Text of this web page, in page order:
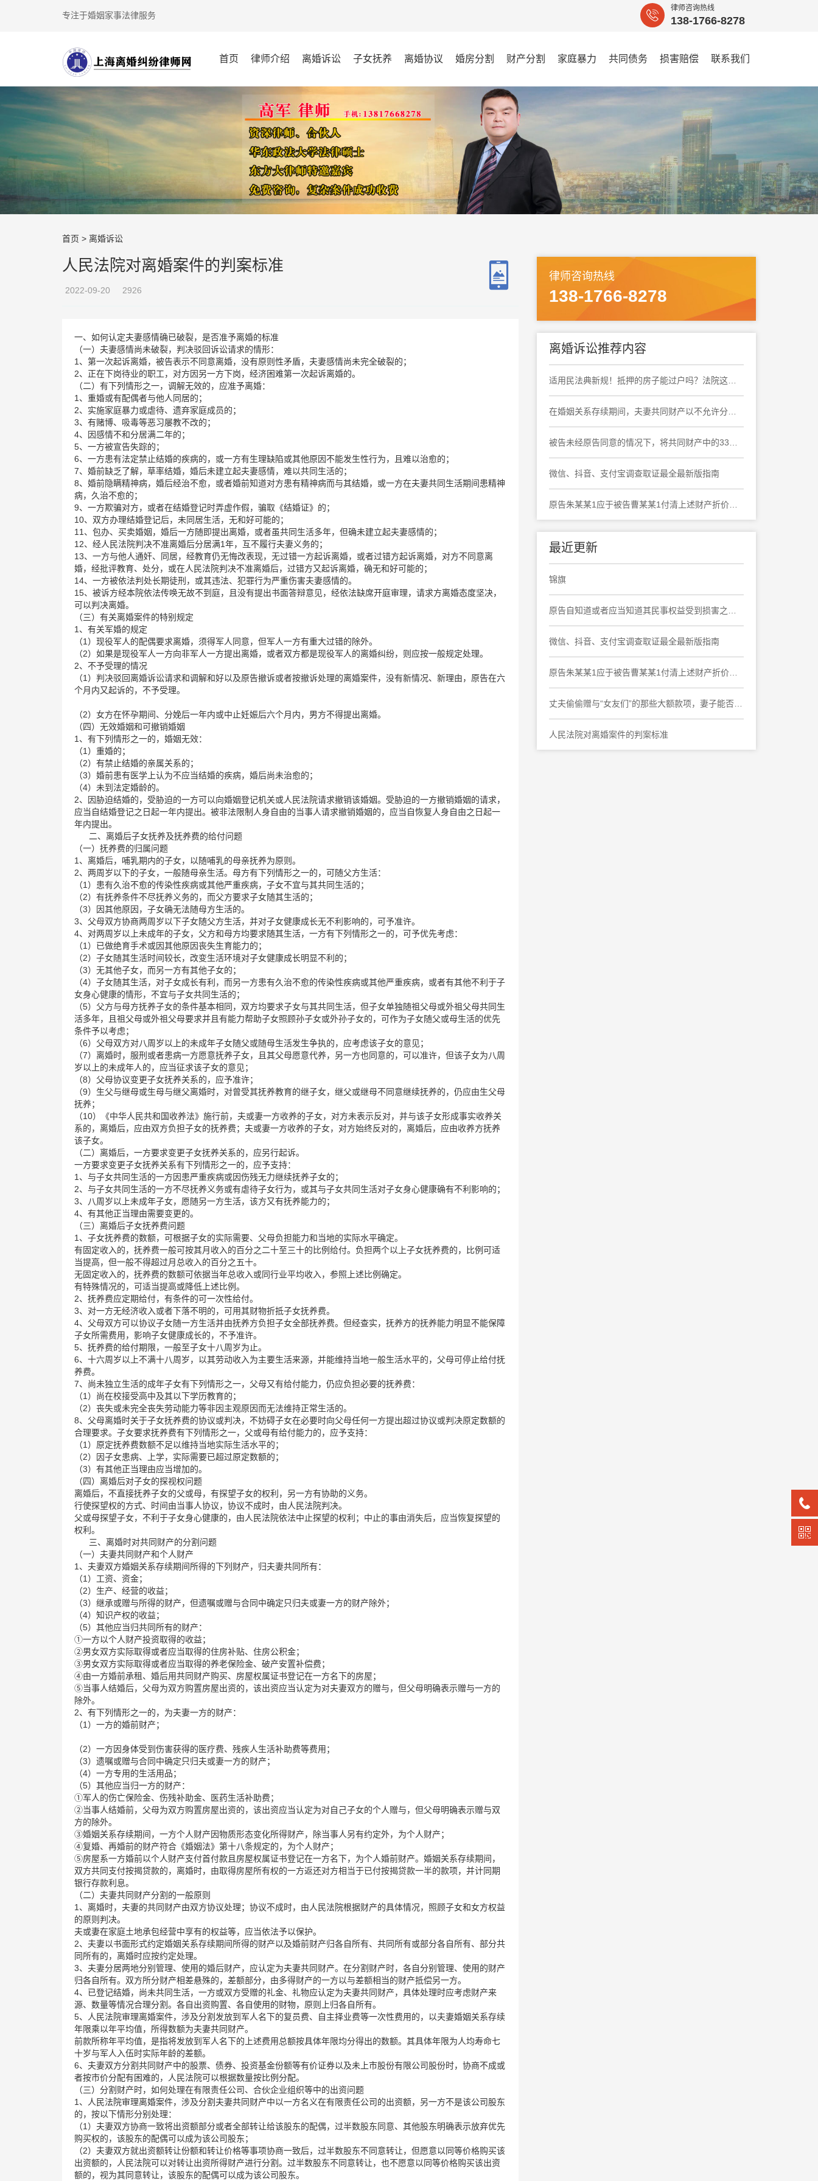
专注于婚姻家事法律服务
律师咨询热线
138-1766-8278
首页 律师介绍 离婚诉讼 子女抚养 离婚协议 婚房分割 财产分割 家庭暴力 共同债务 损害赔偿 联系我们
首页 > 离婚诉讼
人民法院对离婚案件的判案标准
2022-09-20 2926
一、如何认定夫妻感情确已破裂，是否准予离婚的标准
（一）夫妻感情尚未破裂，判决驳回诉讼请求的情形：
1、第一次起诉离婚，被告表示不同意离婚，没有原则性矛盾，夫妻感情尚未完全破裂的；
2、正在下岗待业的职工，对方因另一方下岗，经济困难第一次起诉离婚的。
（二）有下列情形之一，调解无效的，应准予离婚：
1、重婚或有配偶者与他人同居的；
2、实施家庭暴力或虐待、遗弃家庭成员的；
3、有赌博、吸毒等恶习屡教不改的；
4、因感情不和分居满二年的；
5、一方被宣告失踪的；
6、一方患有法定禁止结婚的疾病的，或一方有生理缺陷或其他原因不能发生性行为，且难以治愈的；
7、婚前缺乏了解，草率结婚，婚后未建立起夫妻感情，难以共同生活的；
8、婚前隐瞒精神病，婚后经治不愈，或者婚前知道对方患有精神病而与其结婚，或一方在夫妻共同生活期间患精神
病，久治不愈的；
9、一方欺骗对方，或者在结婚登记时弄虚作假，骗取《结婚证》的；
10、双方办理结婚登记后，未同居生活，无和好可能的；
11、包办、买卖婚姻，婚后一方随即提出离婚，或者虽共同生活多年，但确未建立起夫妻感情的；
12、经人民法院判决不准离婚后分居满1年，互不履行夫妻义务的；
13、一方与他人通奸、同居，经教育仍无悔改表现，无过错一方起诉离婚，或者过错方起诉离婚，对方不同意离
婚，经批评教育、处分，或在人民法院判决不准离婚后，过错方又起诉离婚，确无和好可能的；
14、一方被依法判处长期徒刑，或其违法、犯罪行为严重伤害夫妻感情的。
15、被诉方经本院依法传唤无故不到庭，且没有提出书面答辩意见，经依法缺席开庭审理，请求方离婚态度坚决，
可以判决离婚。
（三）有关离婚案件的特别规定
1、有关军婚的规定
（1）现役军人的配偶要求离婚，须得军人同意，但军人一方有重大过错的除外。
（2）如果是现役军人一方向非军人一方提出离婚，或者双方都是现役军人的离婚纠纷，则应按一般规定处理。
2、不予受理的情况
（1）判决驳回离婚诉讼请求和调解和好以及原告撤诉或者按撤诉处理的离婚案件，没有新情况、新理由，原告在六
个月内又起诉的，不予受理。
（2）女方在怀孕期间、分娩后一年内或中止妊娠后六个月内，男方不得提出离婚。
（四）无效婚姻和可撤销婚姻
1、有下列情形之一的，婚姻无效：
（1）重婚的；
（2）有禁止结婚的亲属关系的；
（3）婚前患有医学上认为不应当结婚的疾病，婚后尚未治愈的；
（4）未到法定婚龄的。
2、因胁迫结婚的，受胁迫的一方可以向婚姻登记机关或人民法院请求撤销该婚姻。受胁迫的一方撤销婚姻的请求，
应当自结婚登记之日起一年内提出。被非法限制人身自由的当事人请求撤销婚姻的，应当自恢复人身自由之日起一
年内提出。
二、离婚后子女抚养及抚养费的给付问题
（一）抚养费的归属问题
1、离婚后，哺乳期内的子女，以随哺乳的母亲抚养为原则。
2、两周岁以下的子女，一般随母亲生活。母方有下列情形之一的，可随父方生活：
（1）患有久治不愈的传染性疾病或其他严重疾病，子女不宜与其共同生活的；
（2）有抚养条件不尽抚养义务的，而父方要求子女随其生活的；
（3）因其他原因，子女确无法随母方生活的。
3、父母双方协商两周岁以下子女随父方生活，并对子女健康成长无不利影响的，可予准许。
4、对两周岁以上未成年的子女，父方和母方均要求随其生活，一方有下列情形之一的，可予优先考虑：
（1）已做绝育手术或因其他原因丧失生育能力的；
（2）子女随其生活时间较长，改变生活环境对子女健康成长明显不利的；
（3）无其他子女，而另一方有其他子女的；
（4）子女随其生活，对子女成长有利，而另一方患有久治不愈的传染性疾病或其他严重疾病，或者有其他不利于子
女身心健康的情形，不宜与子女共同生活的；
（5）父方与母方抚养子女的条件基本相同，双方均要求子女与其共同生活，但子女单独随祖父母或外祖父母共同生
活多年，且祖父母或外祖父母要求并且有能力帮助子女照顾孙子女或外孙子女的，可作为子女随父或母生活的优先
条件予以考虑；
（6）父母双方对八周岁以上的未成年子女随父或随母生活发生争执的，应考虑该子女的意见；
（7）离婚时，服刑或者患病一方愿意抚养子女，且其父母愿意代养，另一方也同意的，可以准许，但该子女为八周
岁以上的未成年人的，应当征求该子女的意见；
（8）父母协议变更子女抚养关系的，应予准许；
（9）生父与继母或生母与继父离婚时，对曾受其抚养教育的继子女，继父或继母不同意继续抚养的，仍应由生父母
抚养；
（10）《中华人民共和国收养法》施行前，夫或妻一方收养的子女，对方未表示反对，并与该子女形成事实收养关
系的，离婚后，应由双方负担子女的抚养费；夫或妻一方收养的子女，对方始终反对的，离婚后，应由收养方抚养
该子女。
（二）离婚后，一方要求变更子女抚养关系的，应另行起诉。
一方要求变更子女抚养关系有下列情形之一的，应予支持：
1、与子女共同生活的一方因患严重疾病或因伤残无力继续抚养子女的；
2、与子女共同生活的一方不尽抚养义务或有虐待子女行为，或其与子女共同生活对子女身心健康确有不利影响的；
3、八周岁以上未成年子女，愿随另一方生活，该方又有抚养能力的；
4、有其他正当理由需要变更的。
（三）离婚后子女抚养费问题
1、子女抚养费的数额，可根据子女的实际需要、父母负担能力和当地的实际水平确定。
有固定收入的，抚养费一般可按其月收入的百分之二十至三十的比例给付。负担两个以上子女抚养费的，比例可适
当提高，但一般不得超过月总收入的百分之五十。
无固定收入的，抚养费的数额可依据当年总收入或同行业平均收入，参照上述比例确定。
有特殊情况的，可适当提高或降低上述比例。
2、抚养费应定期给付，有条件的可一次性给付。
3、对一方无经济收入或者下落不明的，可用其财物折抵子女抚养费。
4、父母双方可以协议子女随一方生活并由抚养方负担子女全部抚养费。但经查实，抚养方的抚养能力明显不能保障
子女所需费用，影响子女健康成长的，不予准许。
5、抚养费的给付期限，一般至子女十八周岁为止。
6、十六周岁以上不满十八周岁，以其劳动收入为主要生活来源，并能维持当地一般生活水平的，父母可停止给付抚
养费。
7、尚未独立生活的成年子女有下列情形之一，父母又有给付能力，仍应负担必要的抚养费：
（1）尚在校接受高中及其以下学历教育的；
（2）丧失或未完全丧失劳动能力等非因主观原因而无法维持正常生活的。
8、父母离婚时关于子女抚养费的协议或判决，不妨碍子女在必要时向父母任何一方提出超过协议或判决原定数额的
合理要求。子女要求抚养费有下列情形之一，父或母有给付能力的，应予支持：
（1）原定抚养费数额不足以维持当地实际生活水平的；
（2）因子女患病、上学，实际需要已超过原定数额的；
（3）有其他正当理由应当增加的。
（四）离婚后对子女的探视权问题
离婚后，不直接抚养子女的父或母，有探望子女的权利，另一方有协助的义务。
行使探望权的方式、时间由当事人协议，协议不成时，由人民法院判决。
父或母探望子女，不利于子女身心健康的，由人民法院依法中止探望的权利；中止的事由消失后，应当恢复探望的
权利。
三、离婚时对共同财产的分割问题
（一）夫妻共同财产和个人财产
1、夫妻双方婚姻关系存续期间所得的下列财产，归夫妻共同所有：
（1）工资、资金；
（2）生产、经营的收益；
（3）继承或赠与所得的财产，但遗嘱或赠与合同中确定只归夫或妻一方的财产除外；
（4）知识产权的收益；
（5）其他应当归共同所有的财产：
①一方以个人财产投资取得的收益；
②男女双方实际取得或者应当取得的住房补贴、住房公积金；
③男女双方实际取得或者应当取得的养老保险金、破产安置补偿费；
④由一方婚前承租、婚后用共同财产购买、房屋权属证书登记在一方名下的房屋；
⑤当事人结婚后，父母为双方购置房屋出资的，该出资应当认定为对夫妻双方的赠与，但父母明确表示赠与一方的
除外。
2、有下列情形之一的，为夫妻一方的财产：
（1）一方的婚前财产；
（2）一方因身体受到伤害获得的医疗费、残疾人生活补助费等费用；
（3）遗嘱或赠与合同中确定只归夫或妻一方的财产；
（4）一方专用的生活用品；
（5）其他应当归一方的财产：
①军人的伤亡保险金、伤残补助金、医药生活补助费；
②当事人结婚前，父母为双方购置房屋出资的，该出资应当认定为对自己子女的个人赠与，但父母明确表示赠与双
方的除外。
③婚姻关系存续期间，一方个人财产因物质形态变化所得财产，除当事人另有约定外，为个人财产；
④复婚、再婚前的财产符合《婚姻法》第十八条规定的，为个人财产；
⑤房屋系一方婚前以个人财产支付首付款且房屋权属证书登记在一方名下，为个人婚前财产。婚姻关系存续期间，
双方共同支付按揭贷款的，离婚时，由取得房屋所有权的一方返还对方相当于已付按揭贷款一半的款项，并计同期
银行存款利息。
（二）夫妻共同财产分割的一般原则
1、离婚时，夫妻的共同财产由双方协议处理；协议不成时，由人民法院根据财产的具体情况，照顾子女和女方权益
的原则判决。
夫或妻在家庭土地承包经营中享有的权益等，应当依法予以保护。
2、夫妻以书面形式约定婚姻关系存续期间所得的财产以及婚前财产归各自所有、共同所有或部分各自所有、部分共
同所有的，离婚时应按约定处理。
3、夫妻分居两地分别管理、使用的婚后财产，应认定为夫妻共同财产。在分割财产时，各自分别管理、使用的财产
归各自所有。双方所分财产相差悬殊的，差额部分，由多得财产的一方以与差额相当的财产抵偿另一方。
4、已登记结婚，尚未共同生活，一方或双方受赠的礼金、礼物应认定为夫妻共同财产，具体处理时应考虑财产来
源、数量等情况合理分割。各自出资购置、各自使用的财物，原则上归各自所有。
5、人民法院审理离婚案件，涉及分割发放到军人名下的复员费、自主择业费等一次性费用的，以夫妻婚姻关系存续
年限乘以年平均值，所得数额为夫妻共同财产。
前款所称年平均值，是指将发放到军人名下的上述费用总额按具体年限均分得出的数额。其具体年限为人均寿命七
十岁与军人入伍时实际年龄的差额。
6、夫妻双方分割共同财产中的股票、债券、投资基金份额等有价证券以及未上市股份有限公司股份时，协商不成或
者按市价分配有困难的，人民法院可以根据数量按比例分配。
（三）分割财产时，如何处理在有限责任公司、合伙企业组织等中的出资问题
1、人民法院审理离婚案件，涉及分割夫妻共同财产中以一方名义在有限责任公司的出资额，另一方不是该公司股东
的，按以下情形分别处理：
（1）夫妻双方协商一致将出资额部分或者全部转让给该股东的配偶，过半数股东同意、其他股东明确表示放弃优先
购买权的，该股东的配偶可以成为该公司股东；
（2）夫妻双方就出资额转让份额和转让价格等事项协商一致后，过半数股东不同意转让，但愿意以同等价格购买该
出资额的，人民法院可以对转让出资所得财产进行分割。过半数股东不同意转让，也不愿意以同等价格购买该出资
额的，视为其同意转让，该股东的配偶可以成为该公司股东。
律师咨询热线
138-1766-8278
离婚诉讼推荐内容
微信、抖音、支付宝调查取证最全最新版指南
最近更新
锦旗
微信、抖音、支付宝调查取证最全最新版指南
人民法院对离婚案件的判案标准